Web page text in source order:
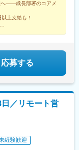
へ――成長部署のコアメ
上支給も！
応募する
／リモート営
経験歓迎